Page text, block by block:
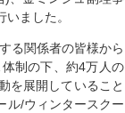
ました。
る関係者の皆様から
制の下、約4万人の
を展開していること
ル/ウィンタースクー